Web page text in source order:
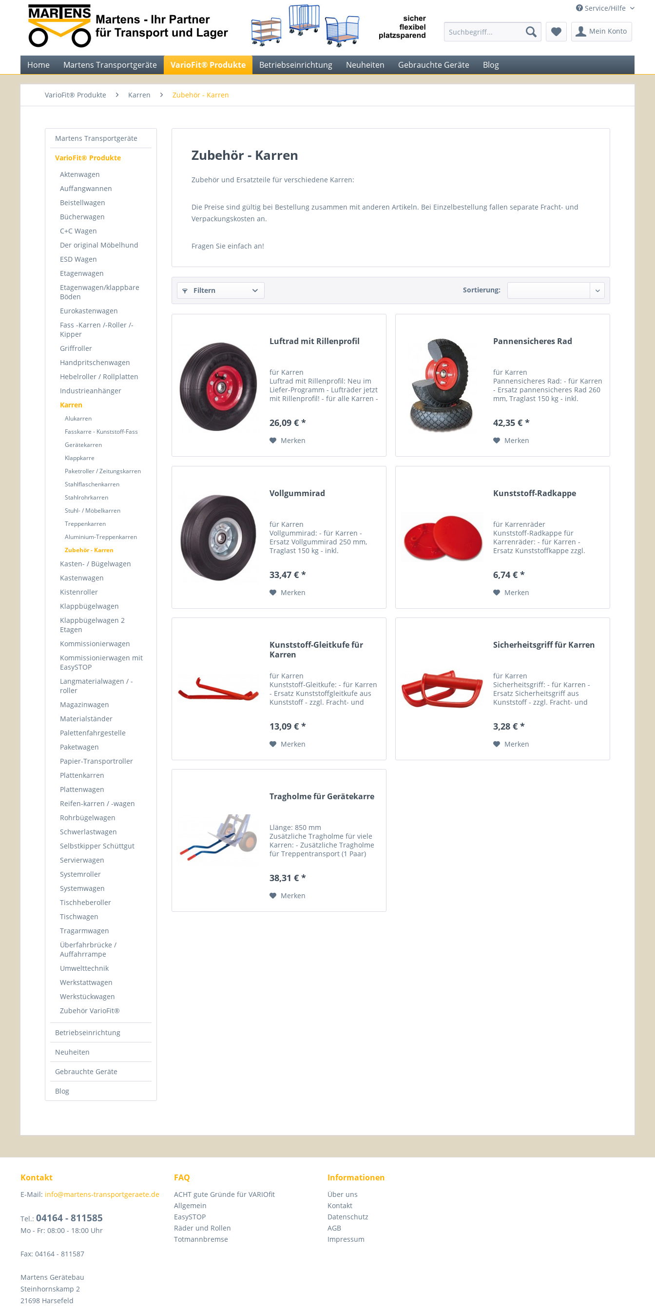
Service/Hilfe
Mein Konto
Home Martens Transportgeräte VarioFit® Produkte Betriebseinrichtung Neuheiten Gebrauchte Geräte Blog
VarioFit® Produkte Karren Zubehör - Karren
Martens Transportgeräte
VarioFit® Produkte
Aktenwagen
Auffangwannen
Beistellwagen
Bücherwagen
C+C Wagen
Der original Möbelhund
ESD Wagen
Etagenwagen
Etagenwagen/klappbare
Böden
Eurokastenwagen
Fass -Karren /-Roller /-
Kipper
Griffroller
Handpritschenwagen
Hebelroller / Rollplatten
Industrieanhänger
Karren
Alukarren
Fasskarre - Kunststoff-Fass
Gerätekarren
Klappkarre
Paketroller / Zeitungskarren
Stahlflaschenkarren
Stahlrohrkarren
Stuhl- / Möbelkarren
Treppenkarren
Aluminium-Treppenkarren
Zubehör - Karren
Kasten- / Bügelwagen
Kastenwagen
Kistenroller
Klappbügelwagen
Klappbügelwagen 2
Etagen
Kommissionierwagen
Kommissionierwagen mit
EasySTOP
Langmaterialwagen / -
roller
Magazinwagen
Materialständer
Palettenfahrgestelle
Paketwagen
Papier-Transportroller
Plattenkarren
Plattenwagen
Reifen-karren / -wagen
Rohrbügelwagen
Schwerlastwagen
Selbstkipper Schüttgut
Servierwagen
Systemroller
Systemwagen
Tischheberoller
Tischwagen
Tragarmwagen
Überfahrbrücke /
Auffahrrampe
Umwelttechnik
Werkstattwagen
Werkstückwagen
Zubehör VarioFit®
Betriebseinrichtung
Neuheiten
Gebrauchte Geräte
Blog
Zubehör - Karren
Zubehör und Ersatzteile für verschiedene Karren:
Die Preise sind gültig bei Bestellung zusammen mit anderen Artikeln. Bei Einzelbestellung fallen separate Fracht- und
Verpackungskosten an.
Fragen Sie einfach an!
Filtern Sortierung:
Luftrad mit Rillenprofil
für Karren
Luftrad mit Rillenprofil: Neu im
Liefer-Programm - Lufträder jetzt
mit Rillenprofil! - für alle Karren -
26,09 € *
Merken
Pannensicheres Rad
für Karren
Pannensicheres Rad: - für Karren
- Ersatz pannensicheres Rad 260
mm, Traglast 150 kg - inkl.
42,35 € *
Merken
Vollgummirad
für Karren
Vollgummirad: - für Karren -
Ersatz Vollgummirad 250 mm,
Traglast 150 kg - inkl.
Gewicht...
33,47 € *
Merken
Kunststoff-Radkappe
für Karrenräder
Kunststoff-Radkappe für
Karrenräder: - für Karren -
Ersatz Kunststoffkappe zzgl.
Kunststoffkappe 117 mm...
6,74 € *
Merken
Kunststoff-Gleitkufe für
Karren
für Karren
Kunststoff-Gleitkufe: - für Karren
- Ersatz Kunststoffgleitkufe aus
Kunststoff - zzgl. Fracht- und
13,09 € *
Merken
Sicherheitsgriff für Karren
für Karren
Sicherheitsgriff: - für Karren -
Ersatz Sicherheitsgriff aus
Kunststoff - zzgl. Fracht- und
3,28 € *
Merken
Tragholme für Gerätekarre
Llänge: 850 mm
Zusätzliche Tragholme für viele
Karren: - Zusätzliche Tragholme
für Treppentransport (1 Paar)
zzgl....
38,31 € *
Merken
Kontakt
E-Mail: info@martens-transportgeraete.de
Tel.: 04164 - 811585
Mo - Fr: 08:00 - 18:00 Uhr
Fax: 04164 - 811587
Martens Gerätebau
Steinhornskamp 2
21698 Harsefeld
FAQ
ACHT gute Gründe für VARIOfit
Allgemein
EasySTOP
Räder und Rollen
Totmannbremse
Informationen
Über uns
Kontakt
Datenschutz
AGB
Impressum